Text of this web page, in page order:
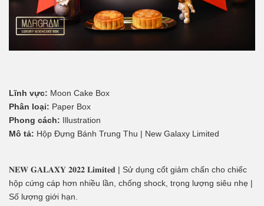
Lĩnh vực: Moon Cake Box
Phân loại: Paper Box
Phong cách: Illustration
Mô tả: Hộp Đựng Bánh Trung Thu | New Galaxy Limited
𝐍𝐄𝐖 𝐆𝐀𝐋𝐀𝐗𝐘 𝟐𝟎𝟐𝟐 𝐋𝐢𝐦𝐢𝐭𝐞𝐝 | Sử dụng cốt giảm chấn cho chiếc
hộp cứng cáp hơn nhiều lần, chống shock, trọng lượng siêu nhẹ |
Số lượng giới hạn.